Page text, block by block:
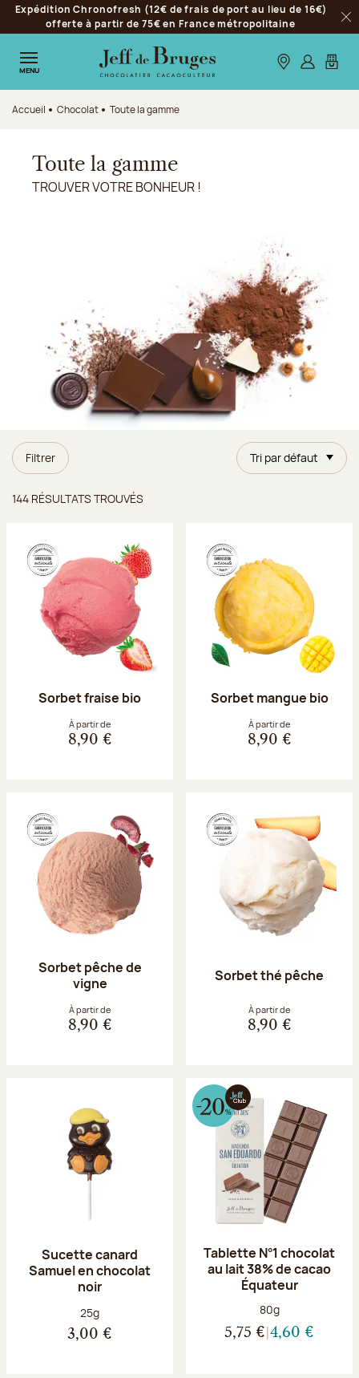
Aller à la navigation
Aller au contenu principal
Aller au pied de page
Expédition Chronofresh (12€ de frais de port au lieu de 16€)
offerte à partir de 75€ en France métropolitaine
MENU Nos boutiques
S’identifier
Mon
Accueil Chocolat Toute la gamme
Toute la gamme
TROUVER VOTRE BONHEUR !
Filtrer Tri par défaut
144 RÉSULTATS TROUVÉS
Sorbet fraise bio
À partir de
8,90 €
Sorbet mangue bio
À partir de
8,90 €
Sorbet pêche de
vigne
À partir de
8,90 €
Sorbet thé pêche
À partir de
8,90 €
Sucette canard
Samuel en chocolat
noir
Poids net :
25g
3,00 €
Tablette N°1 chocolat
au lait 38% de cacao
Équateur
Poids net :
80g
5,75 € 4,60 €